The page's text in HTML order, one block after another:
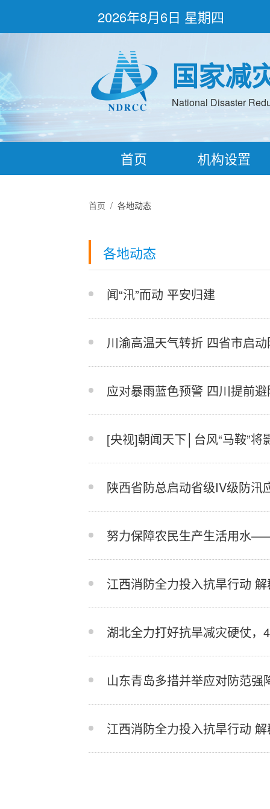
2026年8月6日 星期四
国家减
National Disaster
首页 机构设置
首页 / 各地动态
各地动态
闻“汛”而动 平安归建
——七支国家专业队圆满完成
川渝高温天气转折 四省市启
应对暴雨蓝色预警 四川提前
[央视]朝闻天下│台风“马鞍”将
国家防总启动防汛防台风四级
陕西省防总启动省级IV级防汛
努力保障农民生产生活用水
江西消防全力投入抗旱行动 解
湖北全力打好抗旱减灾硬仗
山东青岛多措并举应对防范强
江西消防全力投入抗旱行动 解